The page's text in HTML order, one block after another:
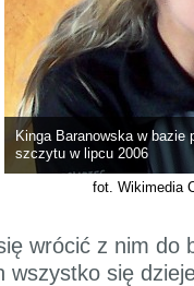
Kinga Baranowska w bazie
szczytu w lipcu 2006
fot. Wikimedia
wrócić z nim do
wszystko się